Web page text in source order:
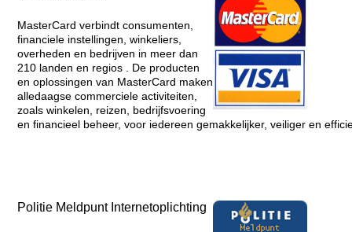
MasterCard verbindt consumenten,
financiele instellingen, winkeliers,
overheden en bedrijven in meer dan
210 landen en regios . De producten
en oplossingen van MasterCard maken
alledaagse commerciele activiteiten,
zoals winkelen, reizen, bedrijfsvoering
en financieel beheer, voor iedereen gemakkelijker, veiliger en
Politie Meldpunt Internetoplichting